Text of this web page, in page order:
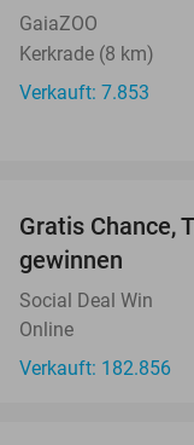
GaiaZOO
Kerkrade (8 km)
Verkauft: 7.853
Gratis Chance,
gewinnen
Social Deal Win
Online
Verkauft: 182.856